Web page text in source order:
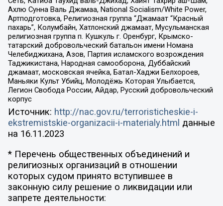
Ахлю Сунна Валь Джамаа, National Socialism/White Power,
Артподготовка, Религиозная группа “Джамаат “Красный
пахарь”, Колумбайн, Хатлонский джамаат, Мусульманская
религиозная группа п. Кушкуль г. Оренбург, Крымско-
татарский добровольческий батальон имени Номана
Челебиджихана, Азов, Партия исламского возрождения
Таджикистана, Народная самооборона, Дуббайский
джамаат, московская ячейка, Батал-Хаджи Белхороев,
Маньяки Культ Убийц, Молодёжь Которая Улыбается,
Легион Свобода России, Айдар, Русский добровольческий
корпус
Источник: http://nac.gov.ru/terroristicheskie-i-
ekstremistskie-organizacii-i-materialy.html данные
на 16.11.2023
* Перечень общественных объединений и
религиозных организаций в отношении
которых судом принято вступившее в
законную силу решение о ликвидации или
запрете деятельности: